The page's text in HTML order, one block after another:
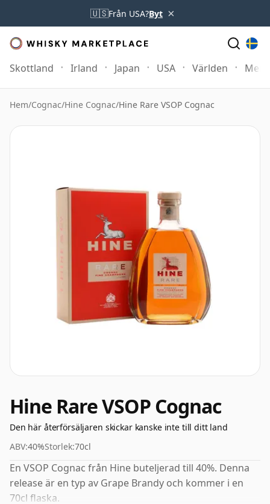
🇺🇸Från USA?Byt ×
Skottland Irland Japan USA Världen Mer
Hem/Cognac/Hine Cognac/Hine Rare VSOP Cognac
Hine Rare VSOP Cognac
Den här återförsäljaren skickar kanske inte till ditt land
ABV:40%Storlek:70cl
En VSOP Cognac från Hine buteljerad till 40%. Denna
release är en typ av Grape Brandy och kommer i en
70cl flaska.